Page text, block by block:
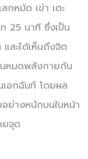
กหมัด เข่า เตะ
25 นาที ซึ่งเป็น
ละได้เห็นถึงจิต
หมดพลังกายกัน
เอกฉันท์ โดยผล
อย่างหนักบนใบหน้า
ยจุด